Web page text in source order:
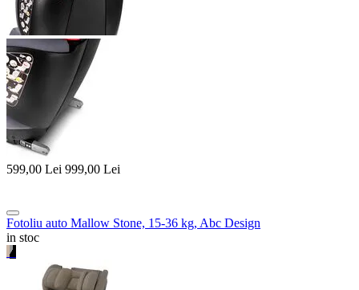
599,00 Lei 999,00 Lei
Fotoliu auto Mallow Stone, 15-36 kg, Abc Design
in stoc